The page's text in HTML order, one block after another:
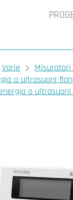
Varie
a ultrasuoni
a